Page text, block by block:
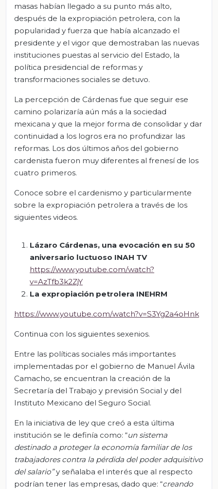
masas habían llegado a su punto más alto,
después de la expropiación petrolera, con la
popularidad y fuerza que había alcanzado el
presidente y el vigor que demostraban las nuevas
instituciones puestas al servicio del Estado, la
política presidencial de reformas y
transformaciones sociales se detuvo.
La percepción de Cárdenas fue que seguir ese
camino polarizaría aún más a la sociedad
mexicana y que la mejor forma de consolidar y dar
continuidad a los logros era no profundizar las
reformas. Los dos últimos años del gobierno
cardenista fueron muy diferentes al frenesí de los
cuatro primeros.
Conoce sobre el cardenismo y particularmente
sobre la expropiación petrolera a través de los
siguientes videos.
Lázaro Cárdenas, una evocación en su 50
aniversario luctuoso INAH TV
https://www.youtube.com/watch?
v=AzTfb3k2ZjY
La expropiación petrolera INEHRM
https://www.youtube.com/watch?v=S3Yg2a4oHnk
Continua con los siguientes sexenios.
Entre las políticas sociales más importantes
implementadas por el gobierno de Manuel Ávila
Camacho, se encuentran la creación de la
Secretaría del Trabajo y previsión Social y del
Instituto Mexicano del Seguro Social.
En la iniciativa de ley que creó a esta última
institución se le definía como: “un sistema
destinado a proteger la economía familiar de los
trabajadores contra la pérdida del poder adquisitivo
del salario”y señalaba el interés que al respecto
podrían tener las empresas, dado que: “creando